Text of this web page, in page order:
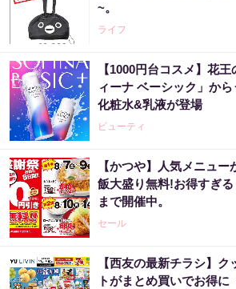
~。
ライフ
【1000円台コスメ】花
ィーナ ベーシック」か
化粧水&乳液が登場
ビューティ
【かつや】人気メニュ
飯大盛り無料!お得すぎ
まで開催中。
セール
【西友の最新チラシ】
トがまとめ買いでお得に